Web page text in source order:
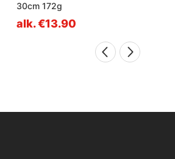
30cm 172g
alk. €13.90